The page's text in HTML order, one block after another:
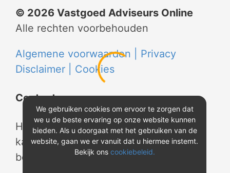
© 2026 Vastgoed Adviseurs Online
Alle rechten voorbehouden
Algemene voorwaarden | Privacy
Disclaimer | Cookies
Contact
Heeft u vragen? Neem tijdens
kantooruren contact met ons op of
bekijk onze instructievideo's.
We gebruiken cookies om ervoor te zorgen dat
we u de beste ervaring op onze website kunnen
bieden. Als u doorgaat met het gebruiken van de
website, gaan we er vanuit dat u hiermee instemt.
Bekijk ons cookiebeleid.